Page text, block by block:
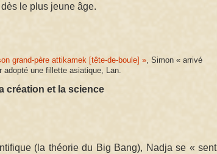
le plus jeune âge.
grand-père attikamek [tête-de-boule] », Simon « arrivé
une fillette asiatique, Lan.
création et la science
(la théorie du Big Bang), Nadja se « sent